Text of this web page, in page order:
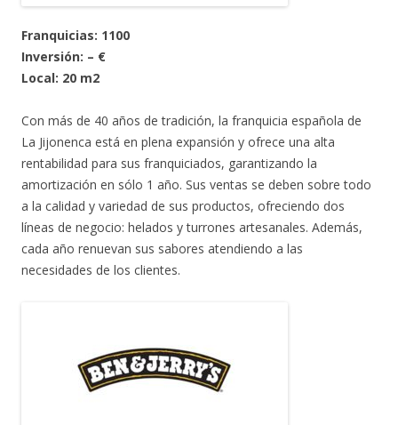
Franquicias: 1100
Inversión: – €
Local: 20 m2
Con más de 40 años de tradición, la franquicia española de
La Jijonenca está en plena expansión y ofrece una alta
rentabilidad para sus franquiciados, garantizando la
amortización en sólo 1 año. Sus ventas se deben sobre todo
a la calidad y variedad de sus productos, ofreciendo dos
líneas de negocio: helados y turrones artesanales. Además,
cada año renuevan sus sabores atendiendo a las
necesidades de los clientes.